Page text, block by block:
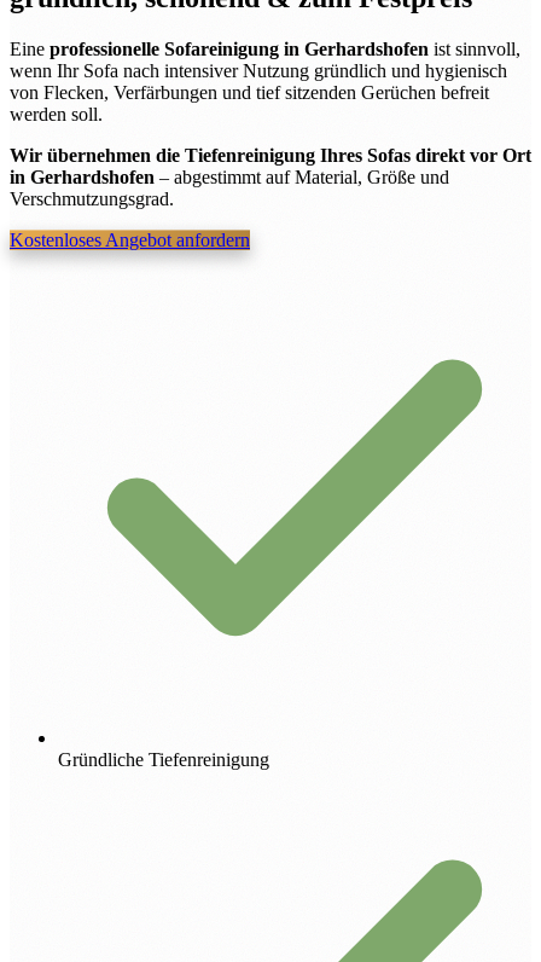
Eine professionelle Sofareinigung in Gerhardshofen ist sinnvoll,
wenn Ihr Sofa nach intensiver Nutzung gründlich und hygienisch
von Flecken, Verfärbungen und tief sitzenden Gerüchen befreit
werden soll.
Wir übernehmen die Tiefenreinigung Ihres Sofas direkt vor Ort
in Gerhardshofen – abgestimmt auf Material, Größe und
Verschmutzungsgrad.
Kostenloses Angebot anfordern
Gründliche Tiefenreinigung